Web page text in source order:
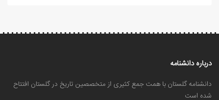
درباره دانشنامه
دانشنامه گلستان با همت جمع کثیری از متخصصین تاریخ در گلستان افتتاح
شده است